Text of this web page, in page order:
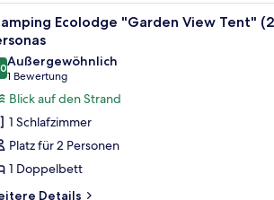
Ein Zelt mit einem
11
Ecolodge "Garden View Tent"
von 10
Außergewöhnlich
1 Bewertung
(1
Bewertung)
Blick auf den Strand
1 Schlafzimmer
Platz für 2 Personen
1 Doppelbett
Details